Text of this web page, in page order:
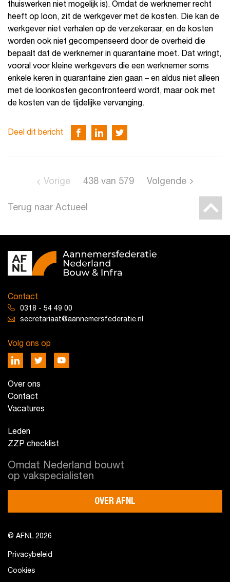
thuiswerken niet mogelijk is). Omdat de werknemer recht
heeft op loon, zit de werkgever met de kosten. Die kan de
werkgever niet verhalen op de verzekeraar, en de kosten
worden ook niet gecompenseerd door de overheid die
bepaalt dat de werknemer in quarantaine moet. Dat wringt,
vooral voor kleine werkgevers die een werknemer soms
enkele keren in quarantaine zien gaan – en aldus niet alleen
met de loonkosten geconfronteerd wordt, maar ook met
de kosten van de tijdelijke vervanging.
Deel dit bericht
Terug naar Actueel
Vorige 438 van 579 Volgende
Contact
0318 - 54 49 00
secretariaat@aannemersfederatie.nl
Volg ons op
Over ons
Contact
Vacatures
Leden
ZZP checklist
Omdat Nederland bouwt
op vakspecialisten
OVER AFNL
© AFNL 2026
Privacybeleid
Cookies